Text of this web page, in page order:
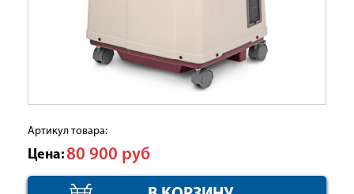
Артикул товара:
Цена:80 900 руб